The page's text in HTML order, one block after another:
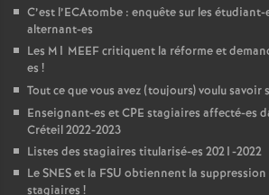
C’est l’ECAtombe : enquête sur les
alternant-es
Les M1 MEEFcritiquent la réforme et
es !
Tout ce que vous avez (toujours) voulu savoir
Enseignant-es etCPE stagiaires affecté-es
Créteil 2022-2023
Listes des stagiaires titularisé-es 2021-2022
LeSNESet la FSU obtiennent la suppression
stagiaires !